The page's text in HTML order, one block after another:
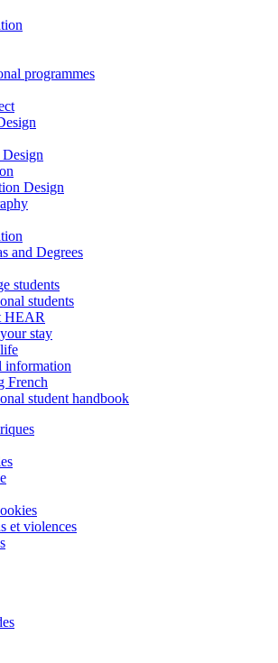
programmes
Design
and Degrees
students
students
HEAR
stay
information
French
student handbook
et violences